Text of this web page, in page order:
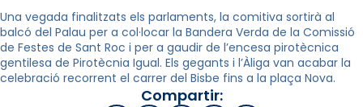
Una vegada finalitzats els parlaments, la comitiva sortirà al
balcó del Palau per a col·locar la Bandera Verda de la Comissió
de Festes de Sant Roc i per a gaudir de l’encesa pirotècnica
gentilesa de Pirotècnia Igual. Els gegants i l’Àliga van acabar la
celebració recorrent el carrer del Bisbe fins a la plaça Nova.
Compartir: